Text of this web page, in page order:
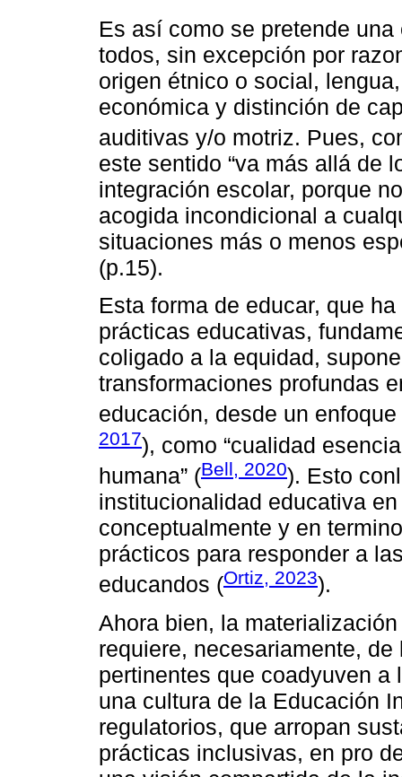
Es así como se pretende
todos, sin excepción por
origen étnico o social,
económica y distinción de
auditivas y/o motriz. Pues,
este sentido “va más allá de
integración escolar, porque
acogida incondicional a
situaciones más o menos
(p.15).
Esta forma de educar, que
prácticas educativas,
coligado a la equidad,
transformaciones profundas
educación, desde un
2017), como “cualidad
humana” (Bell, 2020). Esto
institucionalidad educativa
conceptualmente y en
prácticos para responder a
educandos (Ortiz, 2023).
Ahora bien, la
requiere, necesariamente,
pertinentes que coadyuven
una cultura de la Educación
regulatorios, que arropan
prácticas inclusivas, en pro